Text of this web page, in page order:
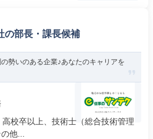
の部長・課長候補
勢いのある企業♪あなたのキャリアを
校卒以上、技術士（総合技術管理
他...